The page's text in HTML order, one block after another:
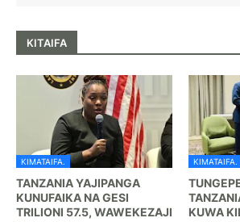
KITAIFA
KIMATAIFA.
TANZANIA YAJIPANGA
KUNUFAIKA NA GESI
TRILIONI 57.5, WAWEKEZAJI
KIMATAIFA.
KUWA